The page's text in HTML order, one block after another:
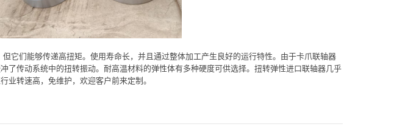
它们能够传递高扭矩。使用寿命长，并且通过整体加工产生良好的运行特性。由于卡爪联轴器
了传动系统中的扭转振动。耐高温材料的弹性体有多种硬度可供选择。扭转弹性进口联轴器几乎
业转速高，免维护，欢迎客户前来定制。